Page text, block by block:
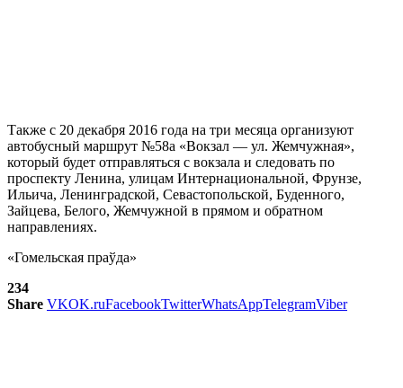
Также с 20 декабря 2016 года на три месяца организуют
автобусный маршрут №58а «Вокзал — ул. Жемчужная»,
который будет отправляться с вокзала и следовать по
проспекту Ленина, улицам Интернациональной, Фрунзе,
Ильича, Ленинградской, Севастопольской, Буденного,
Зайцева, Белого, Жемчужной в прямом и обратном
направлениях.
«Гомельская праўда»
234
Share VKOK.ruFacebookTwitterWhatsAppTelegramViber